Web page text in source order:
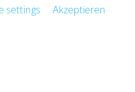
settings Akzeptieren